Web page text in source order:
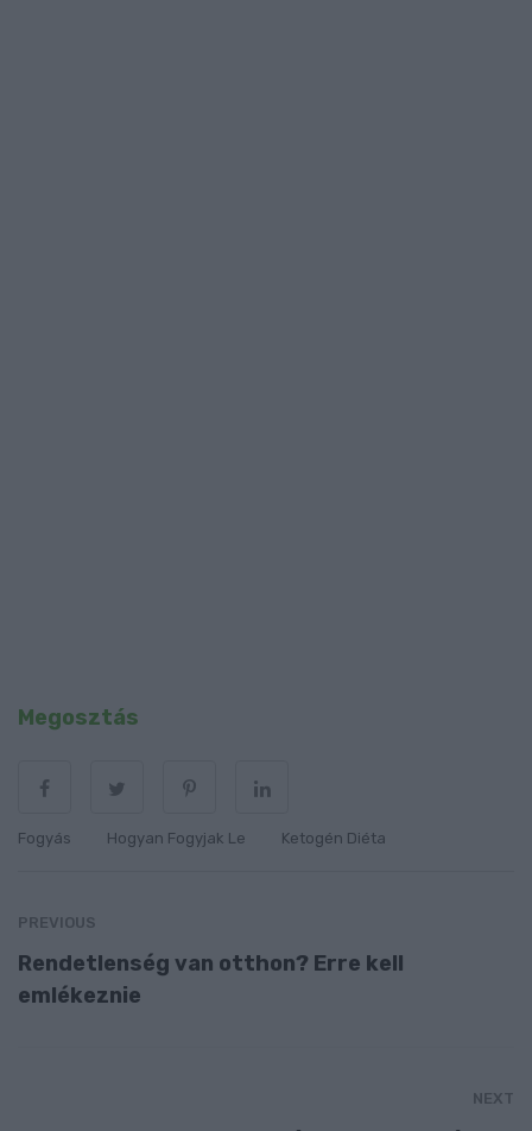
Megosztás
Fogyás Hogyan Fogyjak Le Ketogén Diéta
PREVIOUS
Rendetlenség van otthon? Erre kell
emlékeznie
NEXT